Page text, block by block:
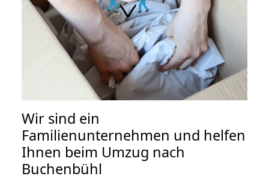
Wir sind ein
Familienunternehmen und helfen
Ihnen beim Umzug nach
Buchenbühl